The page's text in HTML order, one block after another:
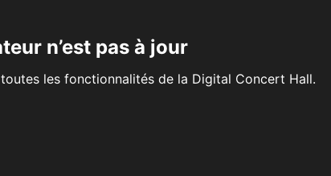
n’est pas à jour
les fonctionnalités de la Digital Concert Hall.